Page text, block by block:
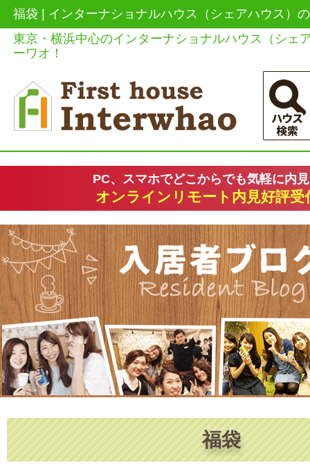
福袋 | インターナショナルハウス（シェアハウス）
東京・横浜中心のインターナショナルハウス（シェ
ーワオ！
PC、スマホでどこからでも気軽に内
オンラインリモート内見好評受
福袋